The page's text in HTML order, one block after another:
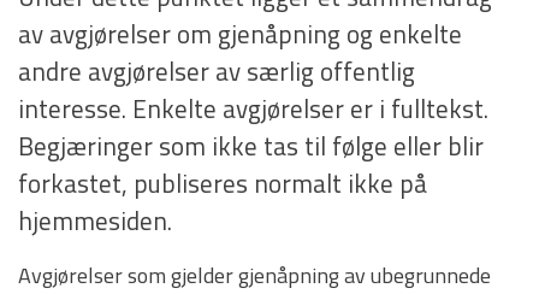
av avgjørelser om gjenåpning og enkelte
andre avgjørelser av særlig offentlig
interesse. Enkelte avgjørelser er i fulltekst.
Begjæringer som ikke tas til følge eller blir
forkastet, publiseres normalt ikke på
hjemmesiden.
Avgjørelser som gjelder gjenåpning av ubegrunnede